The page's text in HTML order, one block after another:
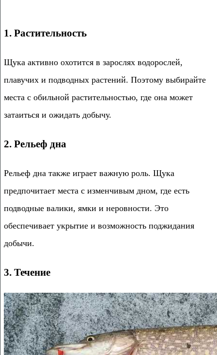
1. Растительность
Щука активно охотится в зарослях водорослей,
плавучих и подводных растений. Поэтому выбирайте
места с обильной растительностью, где она может
затаиться и ожидать добычу.
2. Рельеф дна
Рельеф дна также играет важную роль. Щука
предпочитает места с изменчивым дном, где есть
подводные валики, ямки и неровности. Это
обеспечивает укрытие и возможность поджидания
добычи.
3. Течение